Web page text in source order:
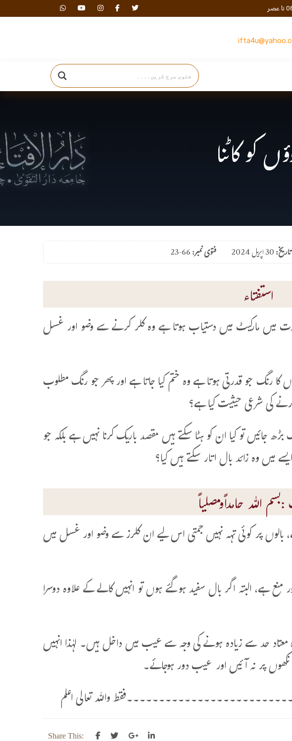
کو کاٹنا
فتوی نمبر:23-66 تاریخ:30 اپریل 2024
استفتاء
میں مارکیٹ میں دستیاب ہوتا ہے وہ کلر کرنے سے وضو اور غسل
کا رنگ جو قدرتی ہوتا ہے وہ ختم کیا جاتا ہے اور پھر جو رنگ مطلوب
کی شرعی حیثیت کیا ہے؟
تو کیا ان کو ہٹا سکتے ہیں مقصد باریک کرنا نہیں ہے بلکہ جو
وہ زائد بال اتار سکتے ہیں کیا؟
اللہ حامداًومصلیاً
پر کوئی تہہ نہیں جمتی اس لیے ان کلرز سے وضو اور غسل میں
منع ہے، البتہ اگر بال سفید ہوگئے ہوں تو انہیں کالے کے علاوہ دوسرا
حد سے زیادہ ہونے کی وجہ سے عیب میں داخل ہیں۔ لہٰذا انہیں
پر نہ آئیں اور عیب دور ہوجائے۔
واللہ تعالی اعلم
Share This: